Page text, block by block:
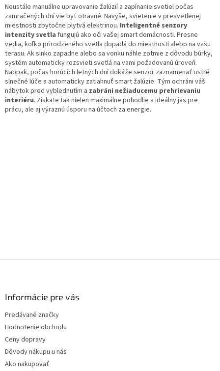
a
c
i
e
p
r
v
k
y
v
ý
p
Neustále manuálne upravovanie žalúzií a zapínanie svetiel počas
zamračených dní vie byť otravné. Navyše, svietenie v presvetlenej
miestnosti zbytočne plytvá elektrinou. Inteligentné senzory
intenzity svetla fungujú ako oči vašej smart domácnosti. Presne
vedia, koľko prirodzeného svetla dopadá do miestnosti alebo na vašu
terasu. Ak slnko zapadne alebo sa vonku náhle zotmie z dôvodu búrky,
systém automaticky rozsvieti svetlá na vami požadovanú úroveň.
Naopak, počas horúcich letných dní dokáže senzor zaznamenať ostré
slnečné lúče a automaticky zatiahnuť smart žalúzie. Tým ochráni váš
nábytok pred vyblednutím a zabráni nežiaducemu prehrievaniu
interiéru. Získate tak nielen maximálne pohodlie a ideálny jas pre
prácu, ale aj výraznú úsporu na účtoch za energie.
Informácie pre vás
Predávané značky
Hodnotenie obchodu
Ceny dopravy
Dôvody nákupu u nás
Ako nakupovať